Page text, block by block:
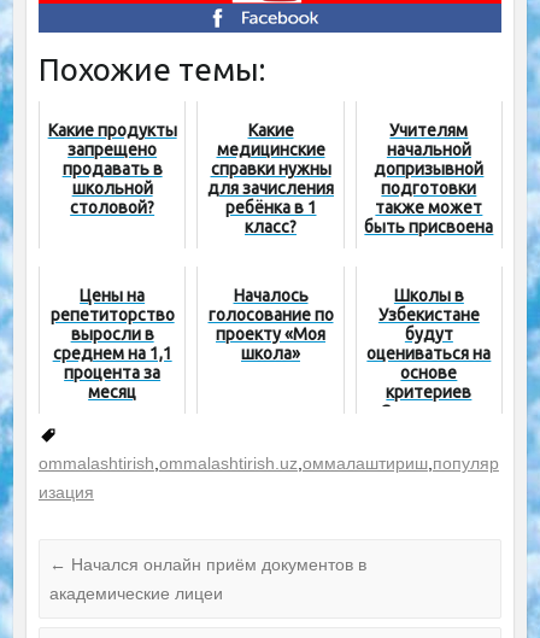
Похожие темы:
Какие продукты
запрещено
продавать в
школьной
столовой?
Какие
медицинские
справки нужны
для зачисления
ребёнка в 1
класс?
Учителям
начальной
допризывной
подготовки
также может
быть присвоена
Цены на
репетиторство
выросли в
среднем на 1,1
процента за
месяц
Началось
голосование по
проекту «Моя
школа»
Школы в
Узбекистане
будут
оцениваться на
основе
критериев
«Современная
ommalashtirish,ommalashtirish.uz,оммалаштириш,популяр
изация
← Начался онлайн приём документов в
академические лицеи